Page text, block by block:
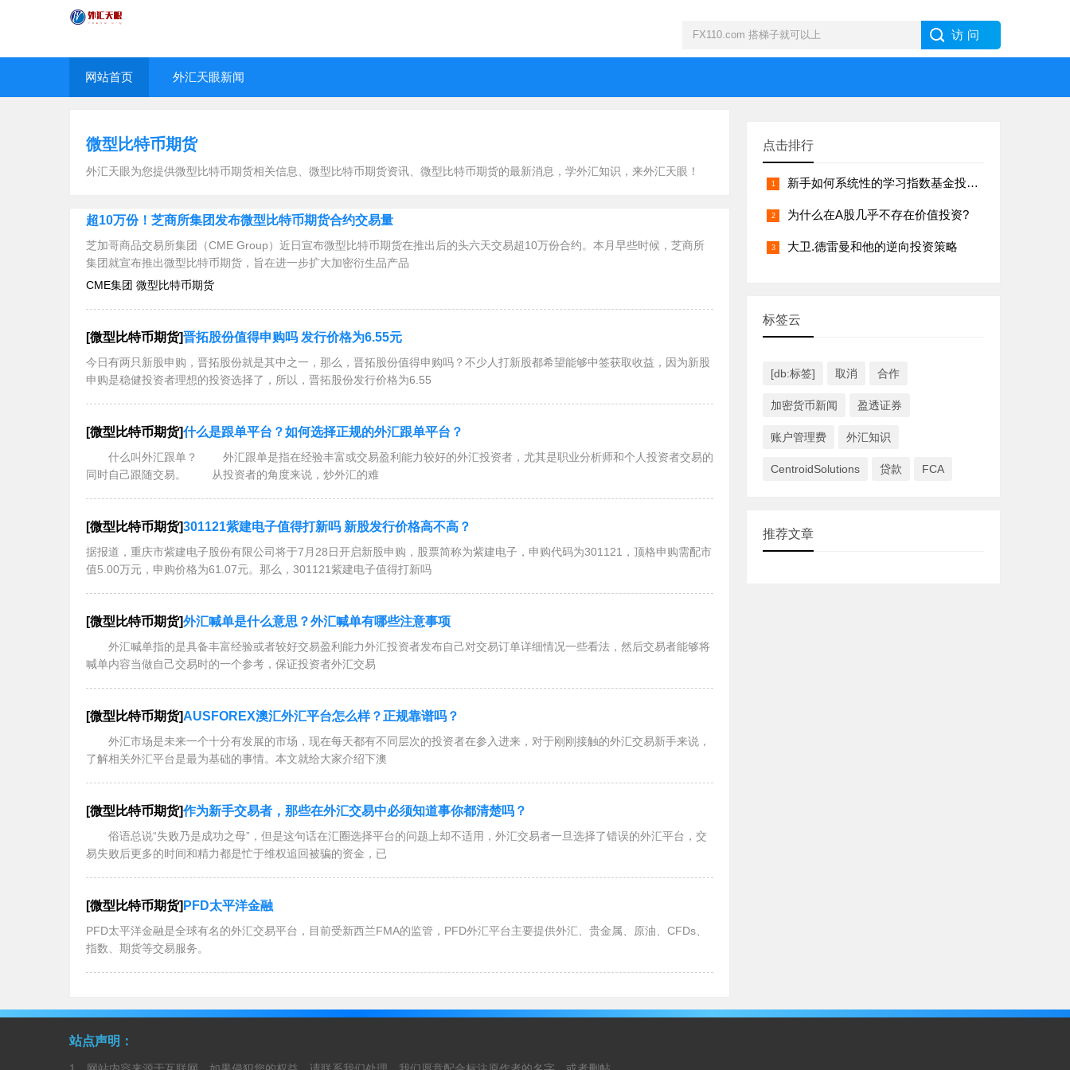
网站首页 外汇天眼新闻
微型比特币期货
外汇天眼为您提供微型比特币期货相关信息、微型比特币期货资讯、微型比特币期货的最新消息，学外汇知识，来外汇天眼！
超10万份！芝商所集团发布微型比特币期货合约交易量
芝加哥商品交易所集团（CME Group）近日宣布微型比特币期货在推出后的头六天交易超10万份合约。本月早些时候，芝商所
集团就宣布推出微型比特币期货，旨在进一步扩大加密衍生品产品
CME集团 微型比特币期货
[微型比特币期货]晋拓股份值得申购吗 发行价格为6.55元
今日有两只新股申购，晋拓股份就是其中之一，那么，晋拓股份值得申购吗？不少人打新股都希望能够中签获取收益，因为新股
申购是稳健投资者理想的投资选择了，所以，晋拓股份发行价格为6.55
[微型比特币期货]什么是跟单平台？如何选择正规的外汇跟单平台？
什么叫外汇跟单？ 外汇跟单是指在经验丰富或交易盈利能力较好的外汇投资者，尤其是职业分析师和个人投资者交易的
同时自己跟随交易。 从投资者的角度来说，炒外汇的难
[微型比特币期货]301121紫建电子值得打新吗 新股发行价格高不高？
据报道，重庆市紫建电子股份有限公司将于7月28日开启新股申购，股票简称为紫建电子，申购代码为301121，顶格申购需配市
值5.00万元，申购价格为61.07元。那么，301121紫建电子值得打新吗
[微型比特币期货]外汇喊单是什么意思？外汇喊单有哪些注意事项
外汇喊单指的是具备丰富经验或者较好交易盈利能力外汇投资者发布自己对交易订单详细情况一些看法，然后交易者能够将
喊单内容当做自己交易时的一个参考，保证投资者外汇交易
[微型比特币期货]AUSFOREX澳汇外汇平台怎么样？正规靠谱吗？
外汇市场是未来一个十分有发展的市场，现在每天都有不同层次的投资者在参入进来，对于刚刚接触的外汇交易新手来说，
了解相关外汇平台是最为基础的事情。本文就给大家介绍下澳
[微型比特币期货]作为新手交易者，那些在外汇交易中必须知道事你都清楚吗？
俗语总说“失败乃是成功之母”，但是这句话在汇圈选择平台的问题上却不适用，外汇交易者一旦选择了错误的外汇平台，交
易失败后更多的时间和精力都是忙于维权追回被骗的资金，已
[微型比特币期货] PFD太平洋金融
PFD太平洋金融是全球有名的外汇交易平台，目前受新西兰FMA的监管，PFD外汇平台主要提供外汇、贵金属、原油、CFDs、
指数、期货等交易服务。
点击排行
新手如何系统性的学习指数基金投资？
为什么在A股几乎不存在价值投资?
大卫.德雷曼和他的逆向投资策略
标签云
[db:标签] 取消 合作
加密货币新闻 盈透证券
账户管理费 外汇知识
CentroidSolutions 贷款 FCA
推荐文章
站点声明：